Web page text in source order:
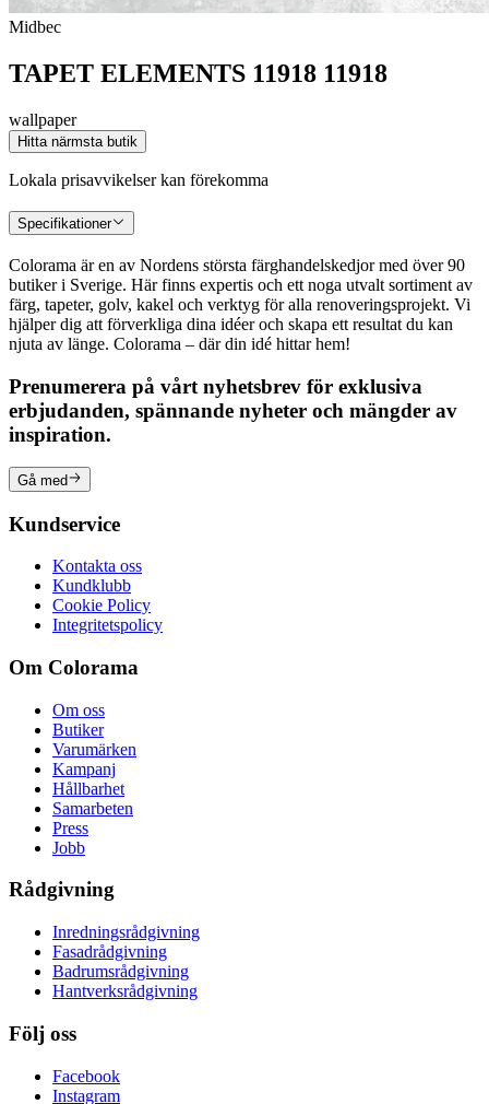
Midbec
TAPET ELEMENTS 11918 11918
wallpaper
Hitta närmsta butik
Lokala prisavvikelser kan förekomma
Specifikationer
Colorama är en av Nordens största färghandelskedjor med över 90
butiker i Sverige. Här finns expertis och ett noga utvalt sortiment av
färg, tapeter, golv, kakel och verktyg för alla renoveringsprojekt. Vi
hjälper dig att förverkliga dina idéer och skapa ett resultat du kan
njuta av länge. Colorama – där din idé hittar hem!
Prenumerera på vårt nyhetsbrev för exklusiva
erbjudanden, spännande nyheter och mängder av
inspiration.
Gå med
Kundservice
Kontakta oss
Kundklubb
Cookie Policy
Integritetspolicy
Om Colorama
Om oss
Butiker
Varumärken
Kampanj
Hållbarhet
Samarbeten
Press
Jobb
Rådgivning
Inredningsrådgivning
Fasadrådgivning
Badrumsrådgivning
Hantverksrådgivning
Följ oss
Facebook
Instagram